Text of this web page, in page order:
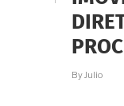
ByJulio